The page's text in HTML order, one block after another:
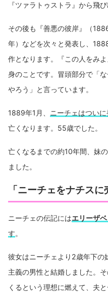
『ツァラトゥストラ』から飛び
その後も『善悪の彼岸』（
年）などを次々と発表し、
作となります。『この人をみ
身のことです。冒頭部分で「
やろう」と言っています。
1889年1月、 ニーチェはついに
亡くなります。55歳でした。
亡くなるまでの約10年間、妹
ました。
「ニーチェをナチスに
ニーチェの伝記にはエリーザベ
す。
彼女はニーチェより2歳年下
主義の男性と結婚しました。
くるという理想に燃えて、夫